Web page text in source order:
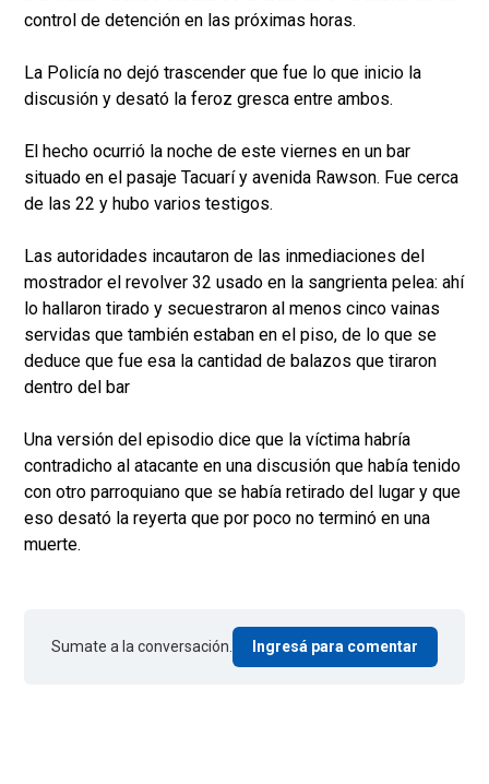
control de detención en las próximas horas.
La Policía no dejó trascender que fue lo que inicio la
discusión y desató la feroz gresca entre ambos.
El hecho ocurrió la noche de este viernes en un bar
situado en el pasaje Tacuarí y avenida Rawson. Fue cerca
de las 22 y hubo varios testigos.
Las autoridades incautaron de las inmediaciones del
mostrador el revolver 32 usado en la sangrienta pelea: ahí
lo hallaron tirado y secuestraron al menos cinco vainas
servidas que también estaban en el piso, de lo que se
deduce que fue esa la cantidad de balazos que tiraron
dentro del bar
Una versión del episodio dice que la víctima habría
contradicho al atacante en una discusión que había tenido
con otro parroquiano que se había retirado del lugar y que
eso desató la reyerta que por poco no terminó en una
muerte.
Sumate a la conversación. Ingresá para comentar